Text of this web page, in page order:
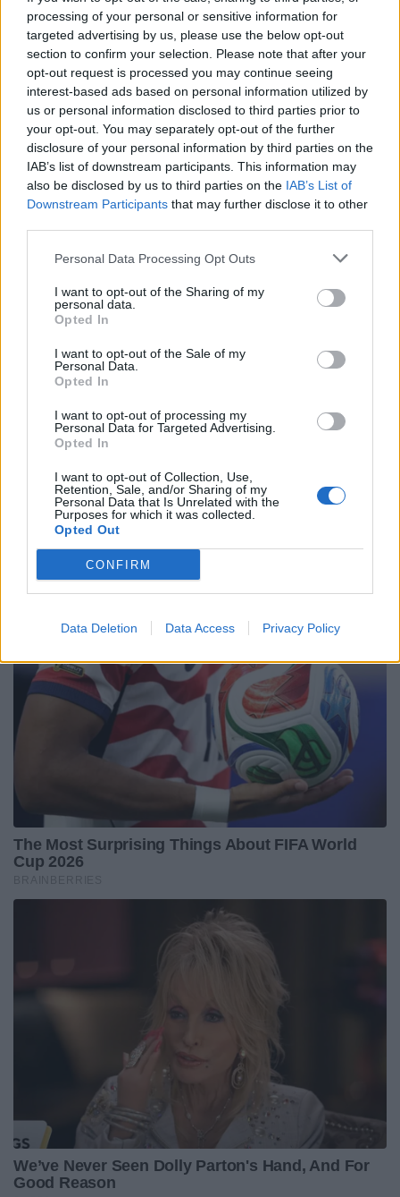
processing of your personal or sensitive information for
targeted advertising by us, please use the below opt-out
section to confirm your selection. Please note that after your
opt-out request is processed you may continue seeing
interest-based ads based on personal information utilized by
us or personal information disclosed to third parties prior to
your opt-out. You may separately opt-out of the further
disclosure of your personal information by third parties on the
IAB’s list of downstream participants. This information may
also be disclosed by us to third parties on the IAB’s List of
Downstream Participants that may further disclose it to other
Personal Data Processing Opt Outs
I want to opt-out of the Sharing of my
personal data.
Opted In
I want to opt-out of the Sale of my
Personal Data.
Opted In
I want to opt-out of processing my
Personal Data for Targeted Advertising.
Opted In
I want to opt-out of Collection, Use,
Retention, Sale, and/or Sharing of my
Personal Data that Is Unrelated with the
Purposes for which it was collected.
Opted Out
CONFIRM
Data Deletion Data Access Privacy Policy
Stade de France, Saint-Denis
Kick-off:21:15 local (20:15 GMT)
Arbitro:Paul Williams (NZR)
Assistenti:Chris Busby (IRFU), Jordan Way
(RA)
TMO:Brett Cronan (RA)
FPRO:Damon Murphy (RA)
> Il calendario del 6 Nazioni
2025 <